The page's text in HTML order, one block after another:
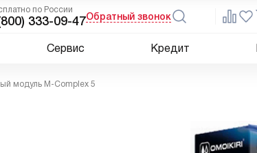
по России
333-09-47Обратный звонок
Сервис Кредит
модуль M-Complex 5